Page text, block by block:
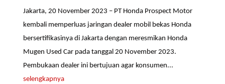
Jakarta, 20 November 2023 – PT Honda Prospect Motor
kembali memperluas jaringan dealer mobil bekas Honda
bersertifikasinya di Jakarta dengan meresmikan Honda
Mugen Used Car pada tanggal 20 November 2023.
Pembukaan dealer ini bertujuan agar konsumen...
selengkapnya